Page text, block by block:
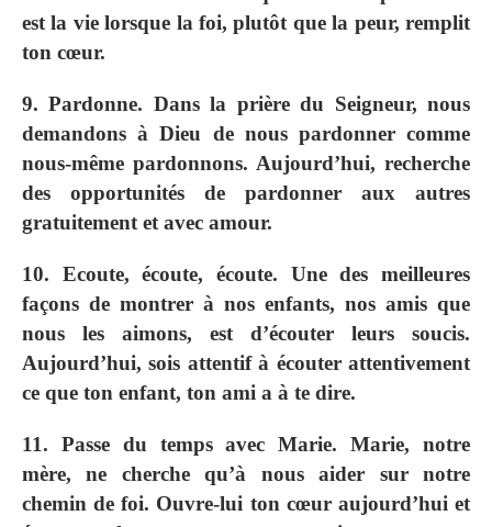
est la vie lorsque la foi, plutôt que la peur, remplit
ton cœur.
9. Pardonne. Dans la prière du Seigneur, nous
demandons à Dieu de nous pardonner comme
nous-même pardonnons. Aujourd’hui, recherche
des opportunités de pardonner aux autres
gratuitement et avec amour.
10. Ecoute, écoute, écoute. Une des meilleures
façons de montrer à nos enfants, nos amis que
nous les aimons, est d’écouter leurs soucis.
Aujourd’hui, sois attentif à écouter attentivement
ce que ton enfant, ton ami a à te dire.
11. Passe du temps avec Marie. Marie, notre
mère, ne cherche qu’à nous aider sur notre
chemin de foi. Ouvre-lui ton cœur aujourd’hui et